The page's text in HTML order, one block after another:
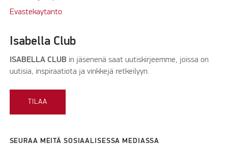
Evastekaytanto
Isabella Club
ISABELLA CLUB in jäsenenä saat uutiskirjeemme, joissa on
uutisia, inspiraatiota ja vinkkejä retkeilyyn.
TILAA
SEURAA MEITÄ SOSIAALISESSA MEDIASSA